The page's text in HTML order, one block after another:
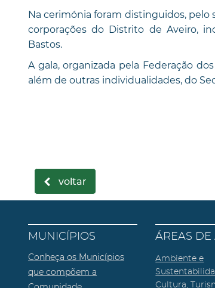
Na cerimónia foram distinguidos,
corporações do Distrito de Aveiro,
Bastos.
A gala, organizada pela Federação
além de outras individualidades, do
voltar
MUNICÍPIOS
Conheça os Municípios
que compõem a
ÁREAS DE
Ambiente e
Cultura,